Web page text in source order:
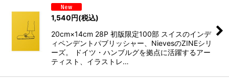
1,540円(税込)
20cm×14cm 28P 初版限定100部 スイスのインデ
ィペンデントパブリッシャー、NievesのZINEシリ
ーズ。 ドイツ・ハンブルグを拠点に活躍するアー
ティスト、イラストレ…